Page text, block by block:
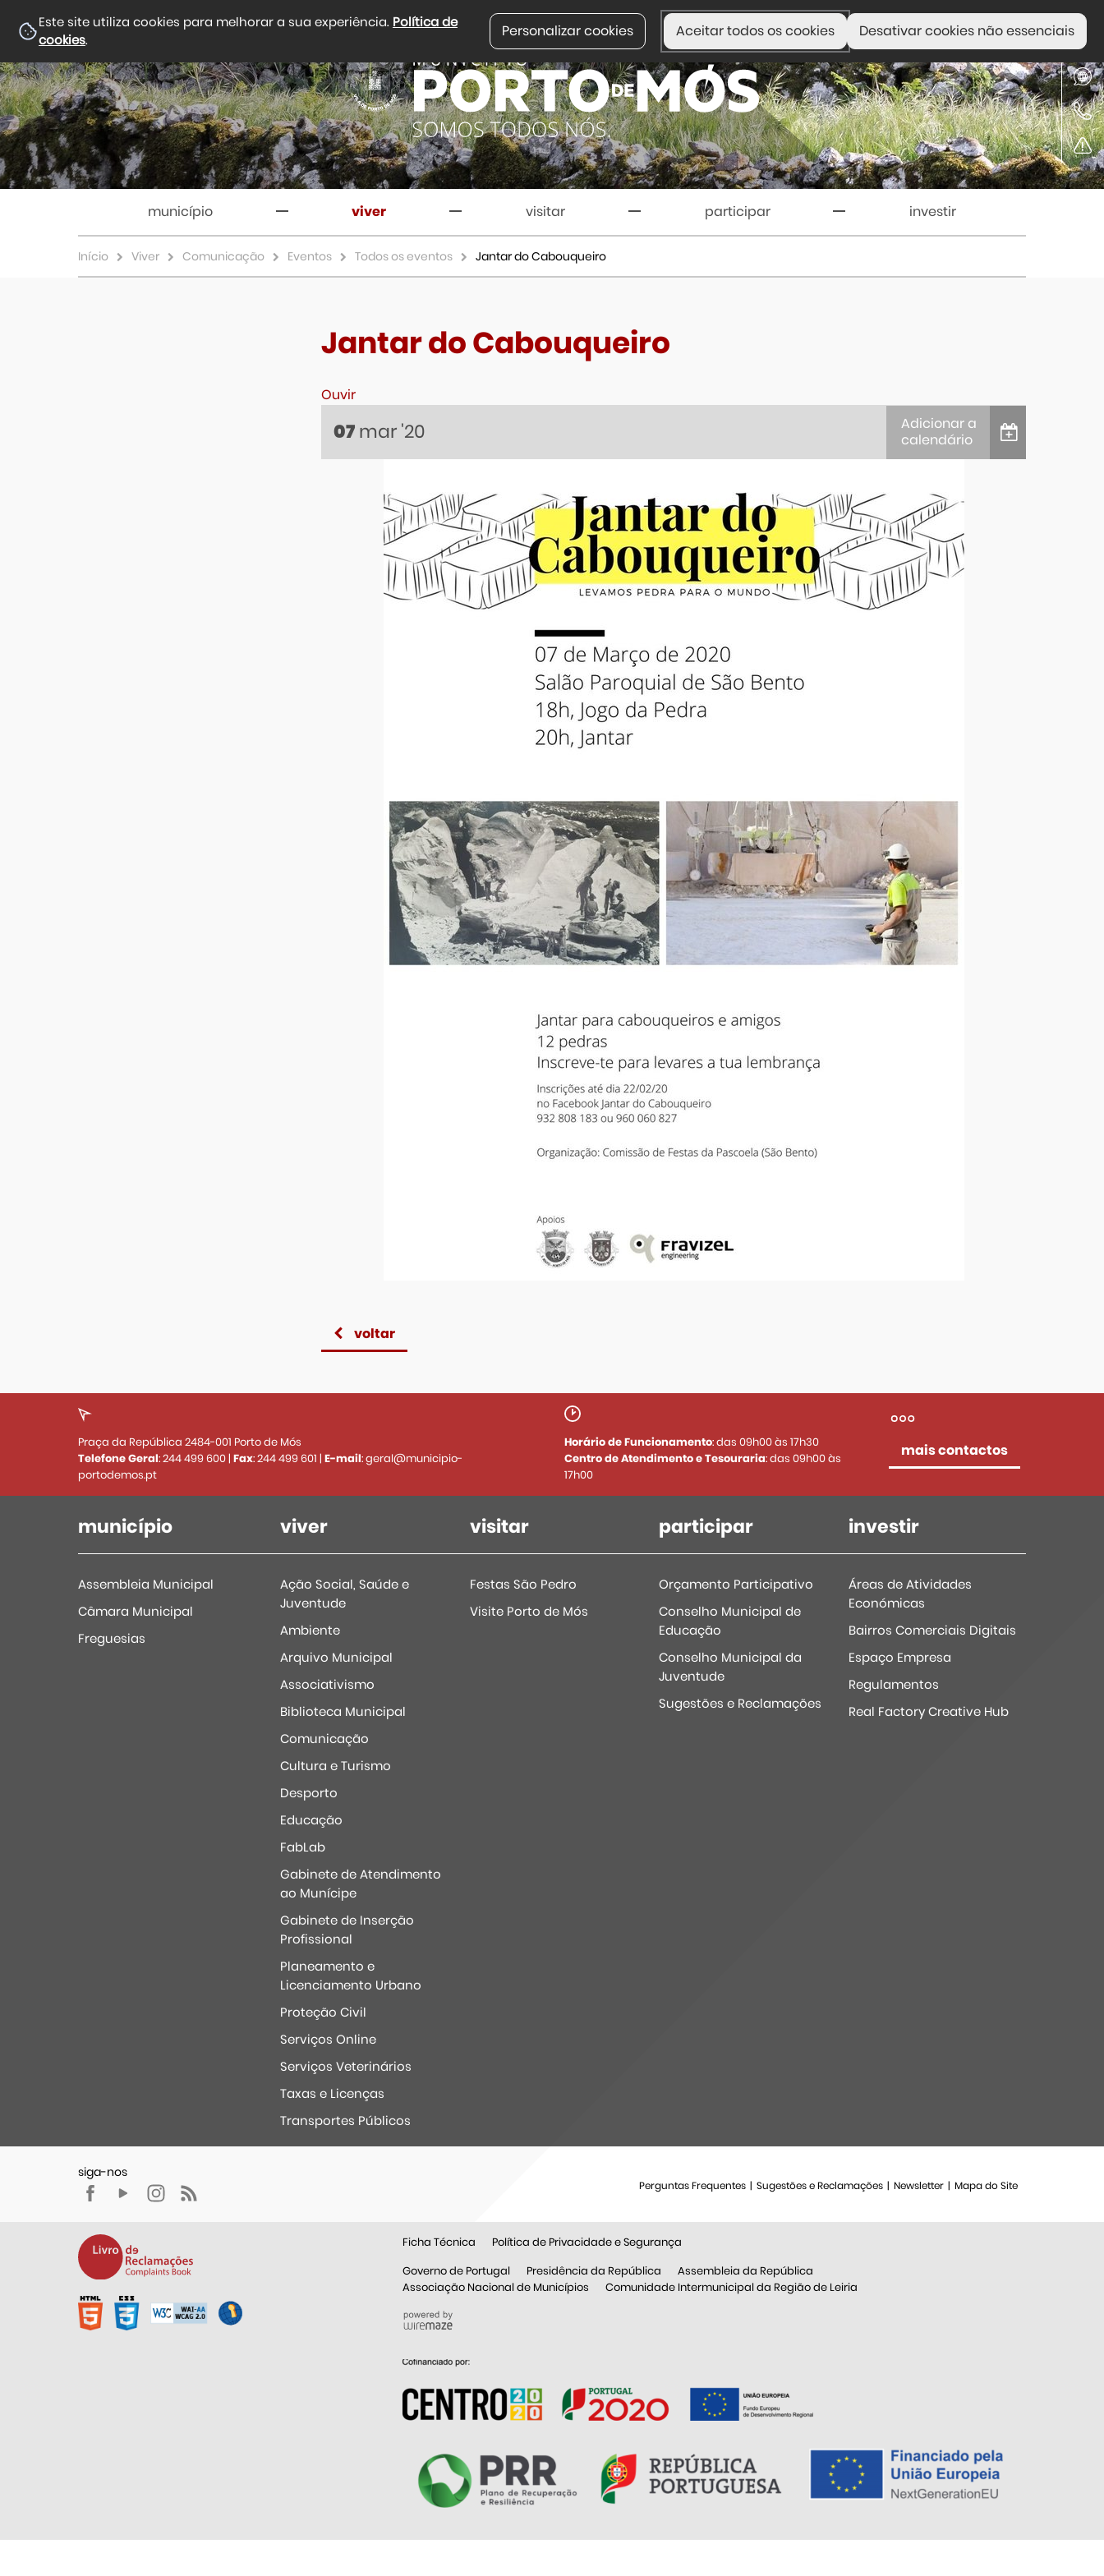
Este site utiliza cookies para melhorar a sua experiência. Política de
cookies. Personalizar cookies Aceitar todos os cookies Desativar cookies não essenciais
município viver visitar participar investir
Início Viver Comunicação Eventos Todos os eventos Jantar do Cabouqueiro
Jantar do Cabouqueiro
Ouvir
07 mar'20
Adicionar a
calendário
Google Calendar
Outlook
Outlook Online
Yahoo! Calendar
voltar
Praça da República 2484-001 Porto de Mós
Telefone Geral:244 499 600| Fax:244 499 601 | E-mail:geral@municipio-
portodemos.pt
Horário de Funcionamento: das 09h00 às 17h30
Centro de Atendimento e Tesouraria: das 09h00 às
17h00
mais contactos
município
Assembleia Municipal
Câmara Municipal
Freguesias
viver
Ação Social, Saúde e
Juventude
Ambiente
Arquivo Municipal
Associativismo
Biblioteca Municipal
Comunicação
Cultura e Turismo
Desporto
Educação
FabLab
Gabinete de Atendimento
ao Munícipe
Gabinete de Inserção
Profissional
Planeamento e
Licenciamento Urbano
Proteção Civil
Serviços Online
Serviços Veterinários
Taxas e Licenças
Transportes Públicos
visitar
Festas São Pedro
Visite Porto de Mós
participar
Orçamento Participativo
Conselho Municipal de
Educação
Conselho Municipal da
Juventude
Sugestões e Reclamações
investir
Áreas de Atividades
Económicas
Bairros Comerciais Digitais
Espaço Empresa
Regulamentos
Real Factory Creative Hub
Perguntas Frequentes Sugestões e Reclamações Newsletter Mapa do Site
Ficha Técnica
Política de Privacidade e Segurança
Governo de Portugal
Presidência da República
Assembleia da República
Associação Nacional de Municípios
Comunidade Intermunicipal da Região de Leiria